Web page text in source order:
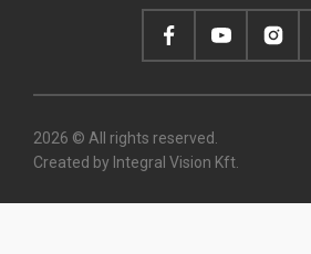
2026 © All rights reserved.
Created by Integral Vision Kft.